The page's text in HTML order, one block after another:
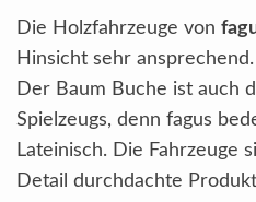
Die Holzfahrzeuge von
Hinsicht sehr
Der Baum Buche ist auch
Spielzeugs, denn fagus
Lateinisch. Die Fahrzeuge
Detail durchdachte